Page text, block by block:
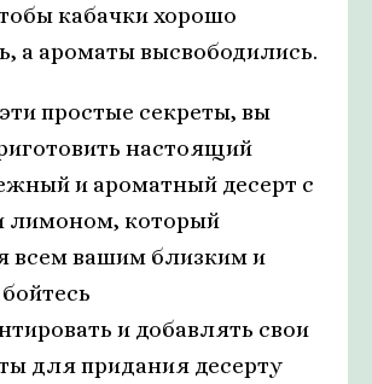
кабачки хорошо
а ароматы высвободились.
простые секреты, вы
настоящий
и ароматный десерт с
лимоном, который
всем вашим близким и
и добавлять свои
для придания десерту